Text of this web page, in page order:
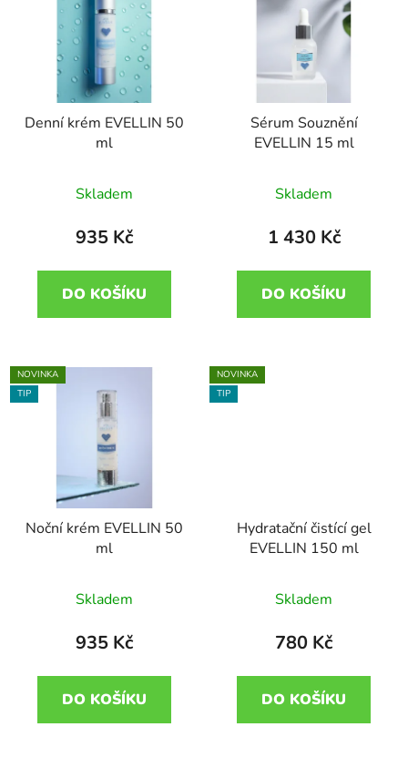
Denní krém EVELLIN 50
ml
Skladem
935 Kč
DO KOŠÍKU
Sérum Souznění
EVELLIN 15 ml
Skladem
1 430 Kč
DO KOŠÍKU
NOVINKA
TIP
Noční krém EVELLIN 50
ml
Skladem
935 Kč
DO KOŠÍKU
NOVINKA
TIP
Hydratační čistící gel
EVELLIN 150 ml
Skladem
780 Kč
DO KOŠÍKU